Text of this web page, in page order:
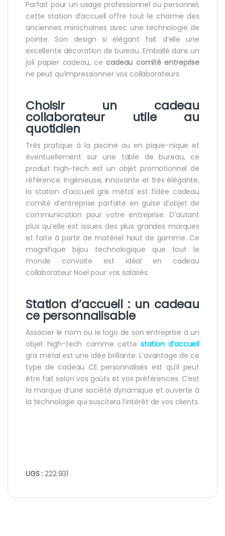
Parfait pour un usage professionnel ou personnel,
cette station d’accueil offre tout le charme des
anciennes minichaînes avec une technologie de
pointe. Son design si élégant fait d’elle une
excellente décoration de bureau. Emballé dans un
joli papier cadeau, ce cadeau comité entreprise
ne peut qu’impressionner vos collaborateurs.
Choisir un cadeau
collaborateur utile au
quotidien
Très pratique à la piscine ou en pique-nique et
éventuellement sur une table de bureau, ce
produit high-tech est un objet promotionnel de
référence. Ingénieuse, innovante et très élégante,
la station d’accueil gris métal est l’idée cadeau
comité d’entreprise parfaite en guise d’objet de
communication pour votre entreprise. D’autant
plus qu’elle est issues des plus grandes marques
et faite à partir de matériel haut de gamme. Ce
magnifique bijou technologique que tout le
monde convoite est idéal en cadeau
collaborateur Noel pour vos salariés.
Station d’accueil : un cadeau
ce personnalisable
Associer le nom ou le logo de son entreprise à un
objet high-tech comme cette station d’accueil
gris métal est une idée brillante. L’avantage de ce
type de cadeau CE personnalisés est qu’il peut
être fait selon vos goûts et vos préférences. C’est
la marque d’une société dynamique et ouverte à
la technologie qui suscitera l’intérêt de vos clients.
UGS :222.931